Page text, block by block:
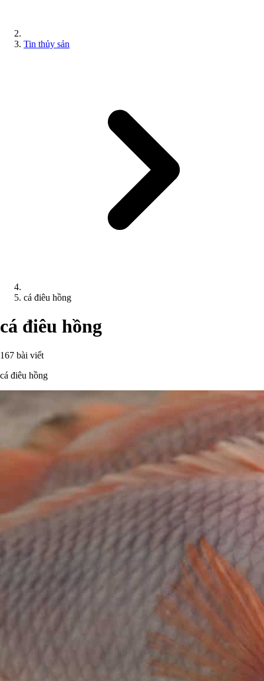
Tin thủy sản
cá điêu hồng
cá điêu hồng
167 bài viết
cá điêu hồng